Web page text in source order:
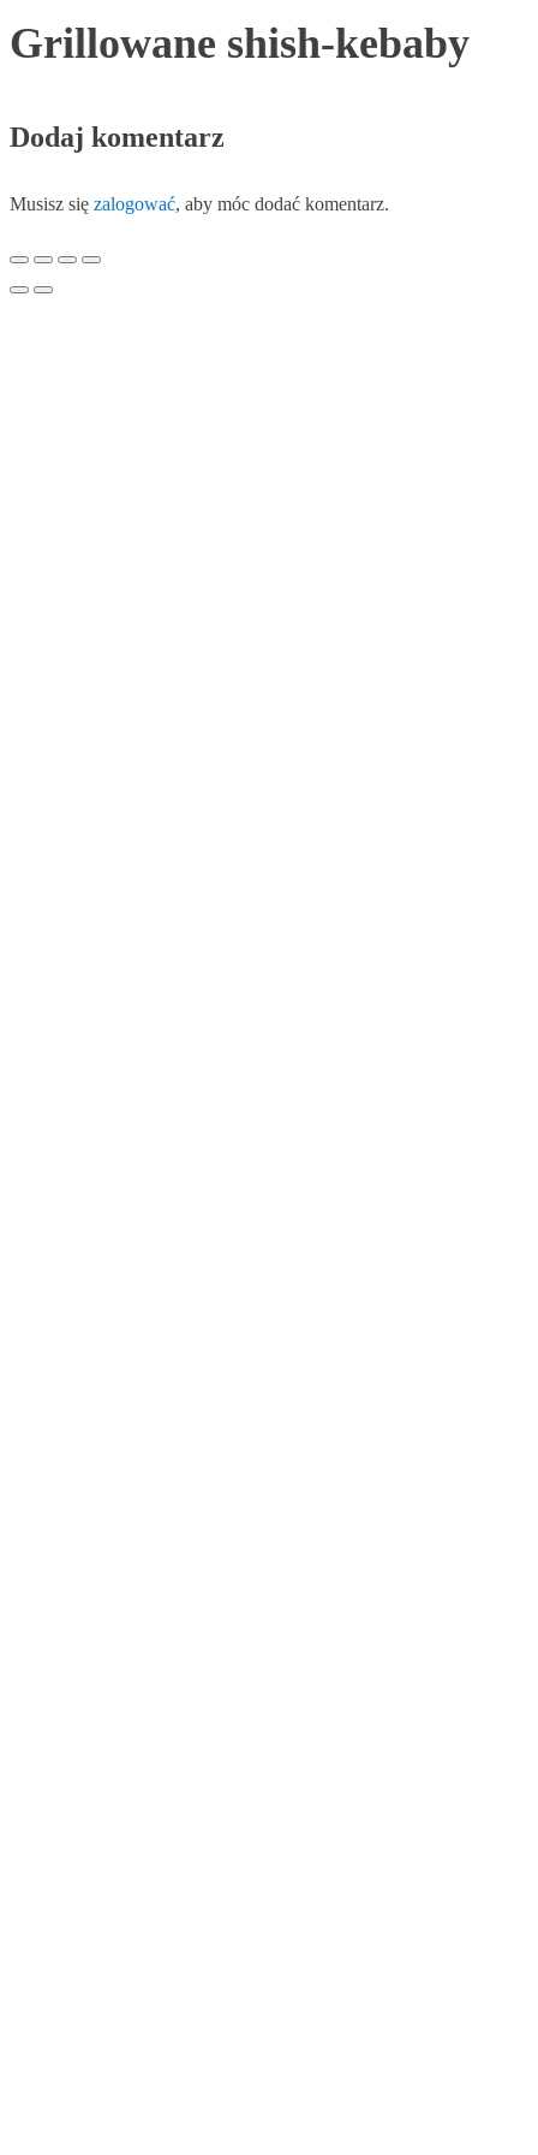
Grillowane shish-kebaby
Dodaj komentarz
Musisz się zalogować, aby móc dodać komentarz.